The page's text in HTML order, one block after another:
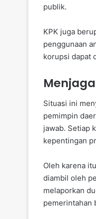
publik.
KPK juga
penggunaan
korupsi dapat
Situasi ini
pemimpin
jawab. Setiap
kepentingan
Oleh karena
diambil oleh
melaporkan
pemerintahan